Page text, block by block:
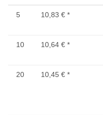
5 10,83 € *
10 10,64 € *
20 10,45 € *